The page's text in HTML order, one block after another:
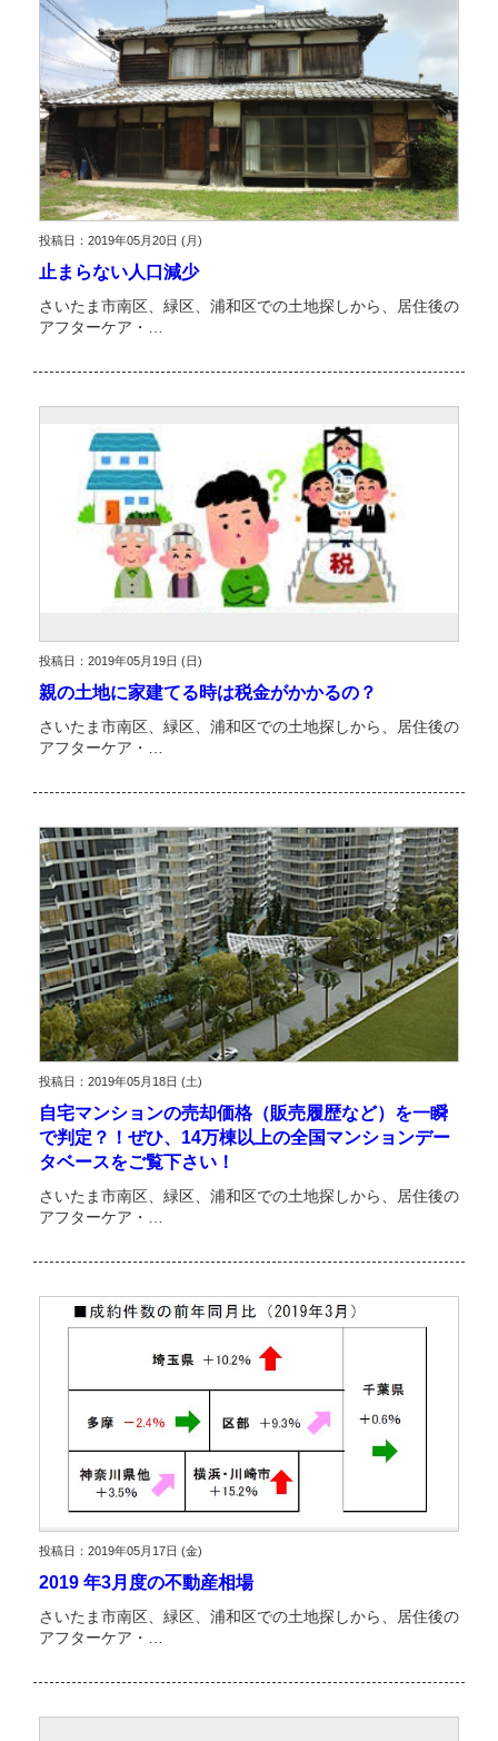
投稿日：2019年05月20日 (月)
止まらない人口減少
さいたま市南区、緑区、浦和区での土地探しから、居住後の
アフターケア・…
投稿日：2019年05月19日 (日)
親の土地に家建てる時は税金がかかるの？
さいたま市南区、緑区、浦和区での土地探しから、居住後の
アフターケア・…
投稿日：2019年05月18日 (土)
自宅マンションの売却価格（販売履歴など）を一瞬
で判定？！ぜひ、14万棟以上の全国マンションデー
タベースをご覧下さい！
さいたま市南区、緑区、浦和区での土地探しから、居住後の
アフターケア・…
投稿日：2019年05月17日 (金)
2019 年3月度の不動産相場
さいたま市南区、緑区、浦和区での土地探しから、居住後の
アフターケア・…